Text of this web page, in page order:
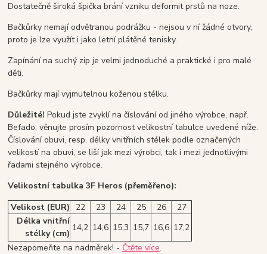
Dostatečně široká špička brání vzniku deformit prstů na noze.
Bačkůrky nemají odvětranou podrážku - nejsou v ní žádné otvory,
proto je lze využít i jako letní plátěné tenisky.
Zapínání na suchý zip je velmi jednoduché a praktické i pro malé
děti.
Bačkůrky mají vyjmutelnou koženou stélku.
Důležité! Pokud jste zvyklí na číslování od jiného výrobce, např.
Befado, věnujte prosím pozornost velikostní tabulce uvedené níže.
Číslování obuvi, resp. délky vnitřních stélek podle označených
velikostí na obuvi, se liší jak mezi výrobci, tak i mezi jednotlivými
řadami stejného výrobce.
Velikostní tabulka 3F Heros (přeměřeno):
Velikost (EUR)
22 23 24 25 26
27
Délka vnitřní
stélky (cm)
14,2 14,6 15,3 15,7 16,6 17,2
Nezapomeňte na nadměrek! - Čtěte více.